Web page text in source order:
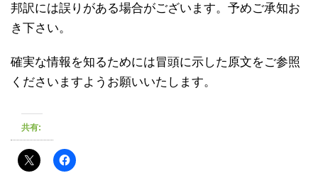
邦訳には誤りがある場合がございます。予めご承知お
き下さい。
確実な情報を知るためには冒頭に示した原文をご参照
くださいますようお願いいたします。
共有: